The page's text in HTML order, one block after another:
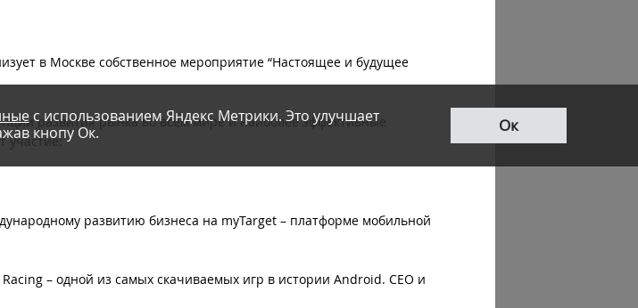
в Москве собственное мероприятие “Настоящее и будущее
развития рынка во всем мире и наиболее эффективные
участие:
развитию бизнеса на myTarget – платформе мобильной
Racing – одной из самых скачиваемых игр в истории Android. CEO и
с использованием Яндекс Метрики. Это улучшает
кнопу Ок.
Ок